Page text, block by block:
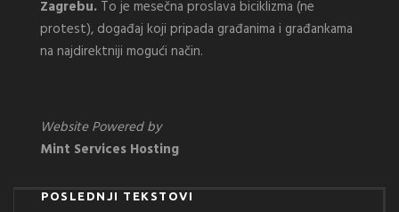
Zagrebu. To je mesečna proslava biciklizma (ne
protest), događaj koji pripada građanima i građankama
na najdirektniji mogući način.
Website Powered by
Mint Services Hosting
POSLEDNJI TEKSTOVI